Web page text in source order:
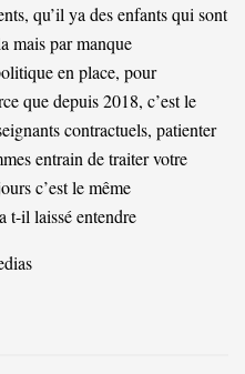
qu’il ya des enfants qui sont
mais par manque
en place, pour
que depuis 2018, c’est le
contractuels, patienter
entrain de traiter votre
c’est le même
t-il laissé entendre